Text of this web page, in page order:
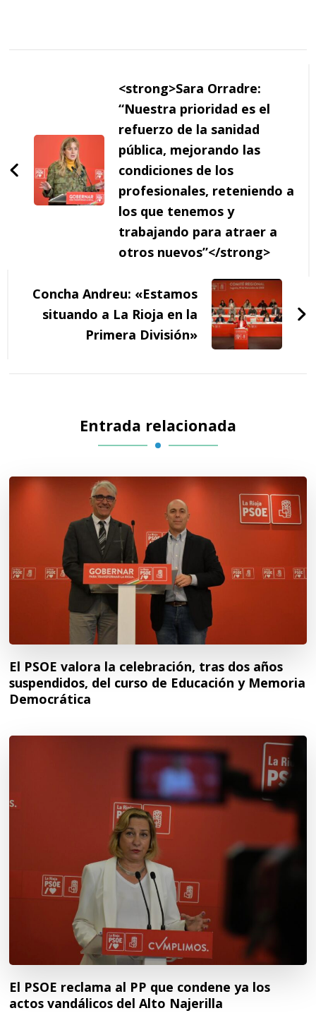
<strong>Sara Orradre:
“Nuestra prioridad es el
refuerzo de la sanidad
pública, mejorando las
condiciones de los
profesionales, reteniendo a
los que tenemos y
trabajando para atraer a
otros nuevos”</strong>
Concha Andreu: «Estamos
situando a La Rioja en la
Primera División»
Entrada relacionada
El PSOE valora la celebración, tras dos años
suspendidos, del curso de Educación y Memoria
Democrática
El PSOE reclama al PP que condene ya los
actos vandálicos del Alto Najerilla